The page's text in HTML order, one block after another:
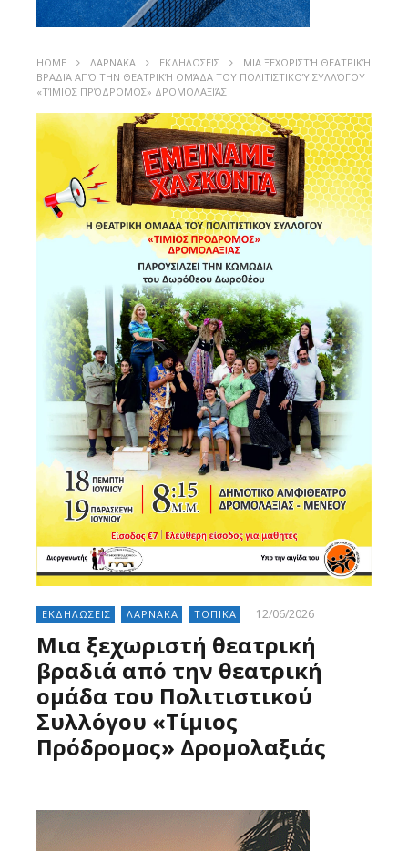
HOME ΛΑΡΝΑΚΑ ΕΚΔΗΛΩΣΕΙΣ
ΜΙΑ ΞΕΧΩΡΙΣΤΉ ΘΕΑΤΡΙΚΉ
ΒΡΑΔΙΆ ΑΠΌ ΤΗΝ ΘΕΑΤΡΙΚΉ ΟΜΆΔΑ ΤΟΥ ΠΟΛΙΤΙΣΤΙΚΟΎ ΣΥΛΛΌΓΟΥ
«ΤΊΜΙΟΣ ΠΡΌΔΡΟΜΟΣ» ΔΡΟΜΟΛΑΞΙΆΣ
ΕΚΔΗΛΩΣΕΙΣ ΛΑΡΝΑΚΑ ΤΟΠΙΚΑ 12/06/2026
Μια ξεχωριστή θεατρική
βραδιά από την θεατρική
ομάδα του Πολιτιστικού
Συλλόγου «Τίμιος
Πρόδρομος» Δρομολαξιάς